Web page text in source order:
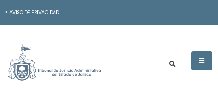
AVISO DE PRIVACIDAD